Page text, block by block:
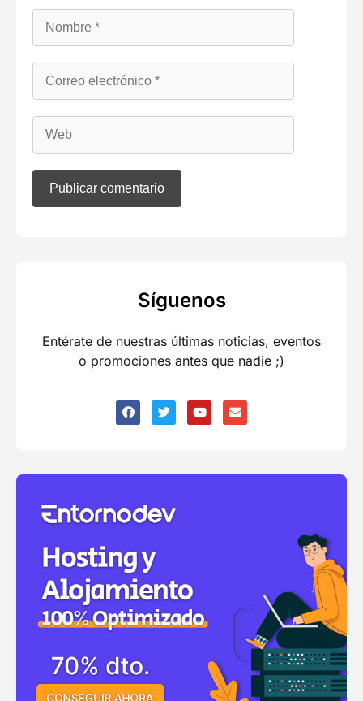
Síguenos
Entérate de nuestras últimas noticias, eventos
o promociones antes que nadie ;)